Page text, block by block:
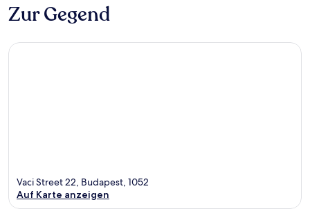
Zur Gegend
Vaci Street 22, Budapest, 1052
Auf Karte anzeigen